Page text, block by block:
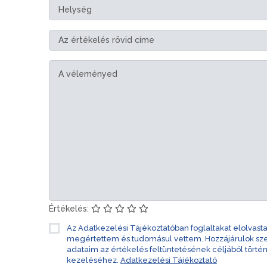
Értékelés:
Az Adatkezelési Tájékoztatóban foglaltakat
megértettem és tudomásul vettem. Hozzájárulok
adataim az értékelés feltüntetésének céljából
kezeléséhez. Adatkezelési Tájékoztató